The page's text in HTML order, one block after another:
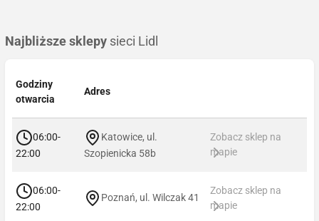
Najbliższe sklepy sieci Lidl
Godziny
otwarcia
Adres
06:00-
22:00
Katowice, ul.
Szopienicka 58b
Zobacz sklep na
mapie
06:00-
22:00
Poznań, ul. Wilczak 41
Zobacz sklep na
mapie